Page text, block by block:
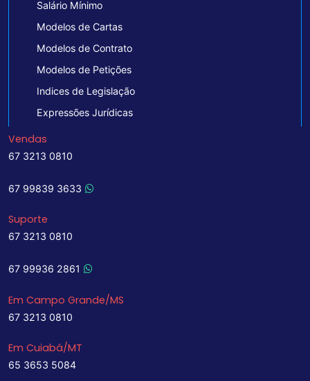
Salário Mínimo
Modelos de Cartas
Modelos de Contrato
Modelos de Petições
Indices de Legislação
Expressões Jurídicas
Vendas
67 3213 0810
67 99839 3633
Suporte
67 3213 0810
67 99936 2861
Em Campo Grande/MS
67 3213 0810
Em Cuiabá/MT
65 3653 5084